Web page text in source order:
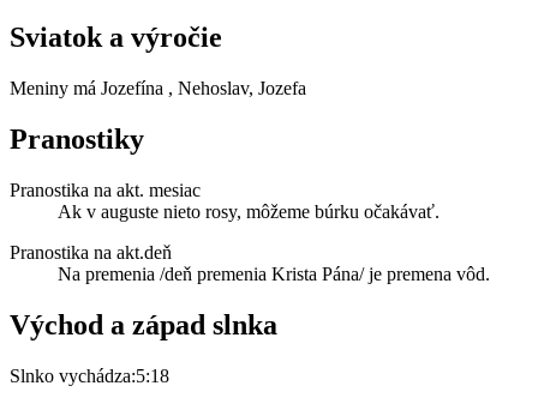
Sviatok a výročie
Meniny má Jozefína , Nehoslav, Jozefa
Pranostiky
Pranostika na akt. mesiac
Ak v auguste nieto rosy, môžeme búrku očakávať.
Pranostika na akt.deň
Na premenia /deň premenia Krista Pána/ je premena vôd.
Východ a západ slnka
Slnko vychádza:5:18